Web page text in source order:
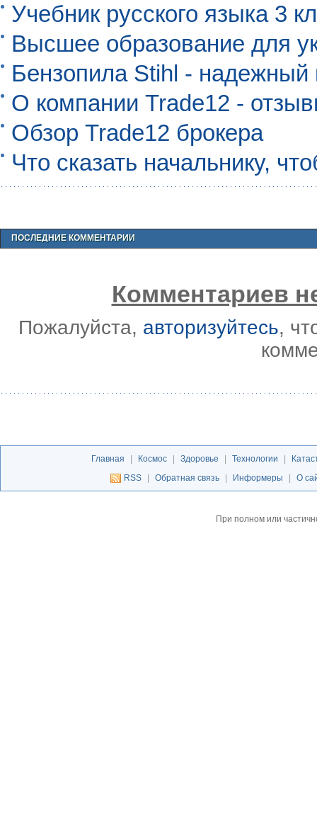
Учебник русского языка 3
Высшее образование для
Бензопила Stihl -
О компании Trade12 -
Обзор Trade12 брокера
Что сказать начальнику,
ПОСЛЕДНИЕ КОММЕНТАРИИ
Комментариев
Пожалуйста, авторизуйтесь,
Главная Космос Здоровье Технологии
RSS
Обратная связь Информеры О
При полном или